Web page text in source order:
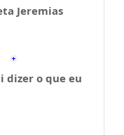
Jeremias
dizer o que eu